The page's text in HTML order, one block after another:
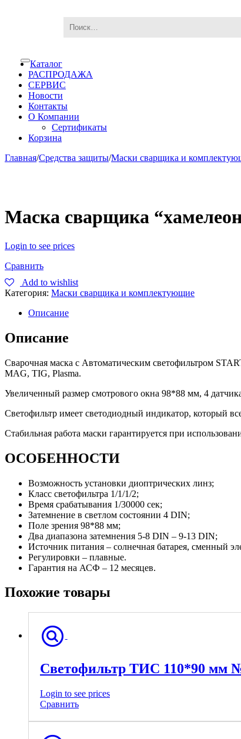
Skip
navigation
Skip
content
Toggle
navigation
Каталог
РАСПРОДАЖА
СЕРВИС
Новости
Контакты
О Компании
Сертификаты
Корзина
Главная/Средства защиты/Маски сварщика и
Маска сварщика
Login to see prices
Сравнить
Add to wishlist
Категория: Маски сварщика и комплектующие
Описание
Описание
Сварочная маска с Автоматическим светофильтром
MAG, TIG, Plasma.
Увеличенный размер смотрового окна 98*88 мм, 4
Светофильтр имеет светодиодный индикатор, который
Стабильная работа маски гарантируется при
ОСОБЕННОСТИ
Возможность установки диоптрических линз;
Класс светофильтра 1/1/1/2;
Время срабатывания 1/30000 сек;
Затемнение в светлом состоянии 4 DIN;
Поле зрения 98*88 мм;
Два диапазона затемнения 5-8 DIN – 9-13 DIN;
Источник питания – солнечная батарея, сменный
Регулировки – плавные.
Гарантия на АСФ – 12 месяцев.
Похожие товары
Светофильтр ТИС 110*90 мм
Login to see prices
Сравнить